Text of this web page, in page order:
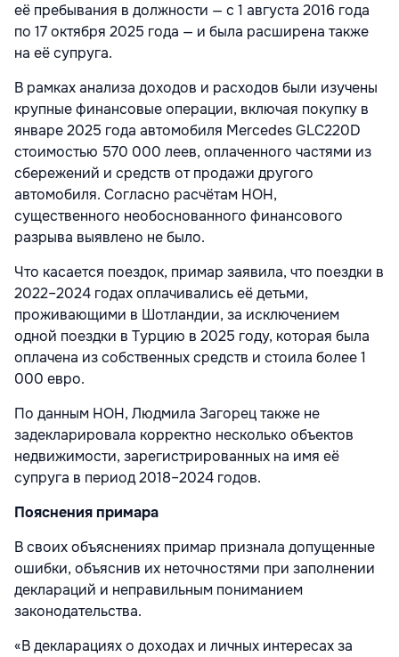
её пребывания в должности — с 1 августа 2016 года
по 17 октября 2025 года — и была расширена также
на её супруга.
В рамках анализа доходов и расходов были изучены
крупные финансовые операции, включая покупку в
январе 2025 года автомобиля Mercedes GLC220D
стоимостью 570 000 леев, оплаченного частями из
сбережений и средств от продажи другого
автомобиля. Согласно расчётам НОН,
существенного необоснованного финансового
разрыва выявлено не было.
Что касается поездок, примар заявила, что поездки в
2022–2024 годах оплачивались её детьми,
проживающими в Шотландии, за исключением
одной поездки в Турцию в 2025 году, которая была
оплачена из собственных средств и стоила более 1
000 евро.
По данным НОН, Людмила Загорец также не
задекларировала корректно несколько объектов
недвижимости, зарегистрированных на имя её
супруга в период 2018–2024 годов.
Пояснения примара
В своих объяснениях примар признала допущенные
ошибки, объяснив их неточностями при заполнении
деклараций и неправильным пониманием
законодательства.
«В декларациях о доходах и личных интересах за